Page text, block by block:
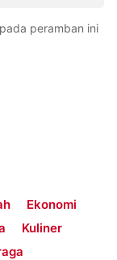
peramban ini
Ekonomi
Kuliner